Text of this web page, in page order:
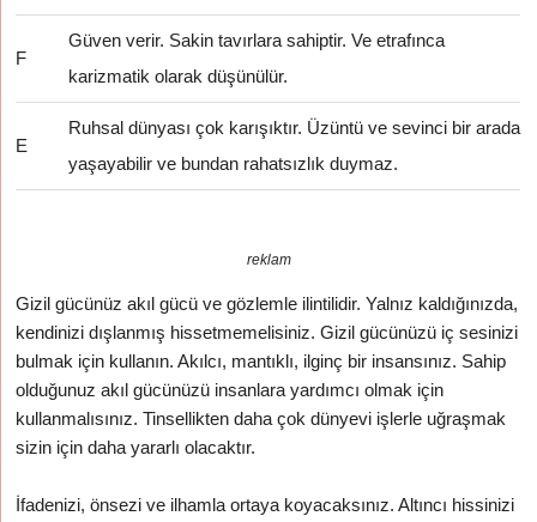
F
Güven verir. Sakin tavırlara sahiptir. Ve etrafınca
karizmatik olarak düşünülür.
E
Ruhsal dünyası çok karışıktır. Üzüntü ve sevinci bir arada
yaşayabilir ve bundan rahatsızlık duymaz.
reklam
Gizil gücünüz akıl gücü ve gözlemle ilintilidir. Yalnız kaldığınızda,
kendinizi dışlanmış hissetmemelisiniz. Gizil gücünüzü iç sesinizi
bulmak için kullanın. Akılcı, mantıklı, ilginç bir insansınız. Sahip
olduğunuz akıl gücünüzü insanlara yardımcı olmak için
kullanmalısınız. Tinsellikten daha çok dünyevi işlerle uğraşmak
sizin için daha yararlı olacaktır.
İfadenizi, önsezi ve ilhamla ortaya koyacaksınız. Altıncı hissinizi